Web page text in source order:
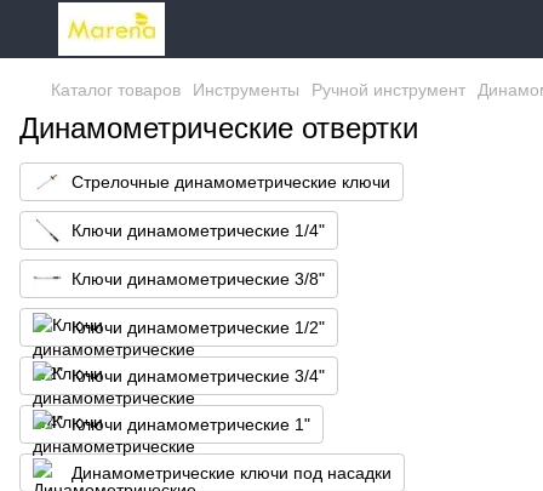
Каталог товаров Инструменты Ручной инструмент
Динамометрические отвертки
Стрелочные динамометрические ключи
Ключи динамометрические 1/4"
Ключи динамометрические 3/8"
Ключи динамометрические 1/2"
Ключи динамометрические 3/4"
Ключи динамометрические 1"
Динамометрические ключи под насадки